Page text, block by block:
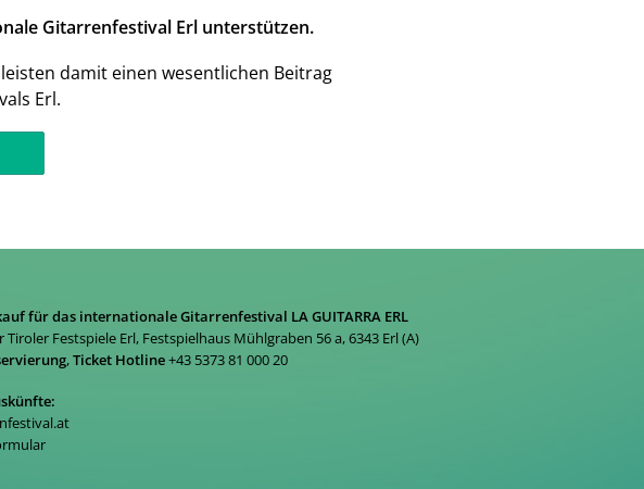
Gitarrenfestival Erl unterstützen.
damit einen wesentlichen Beitrag
Erl.
für das internationale Gitarrenfestival LA GUITARRA ERL
Festspiele Erl, Festspielhaus Mühlgraben 56 a, 6343 Erl (A)
,Ticket Hotline+43 5373 81 000 20